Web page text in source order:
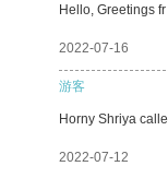
Hello, Greetings fr
2022-07-16
游客
Horny Shriya
2022-07-12